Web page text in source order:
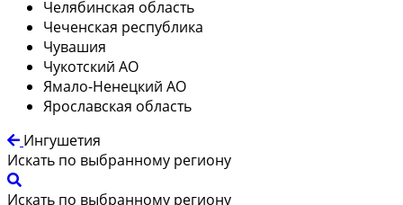
Челябинская область
Чеченская республика
Чувашия
Чукотский АО
Ямало-Ненецкий АО
Ярославская область
Ингушетия
Искать по выбранному региону
Искать по выбранному региону